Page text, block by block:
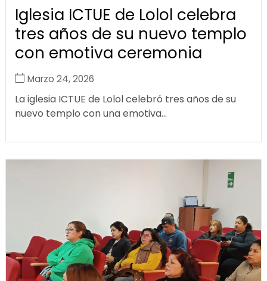
Iglesia ICTUE de Lolol celebra
tres años de su nuevo templo
con emotiva ceremonia
Marzo 24, 2026
La iglesia ICTUE de Lolol celebró tres años de su
nuevo templo con una emotiva...